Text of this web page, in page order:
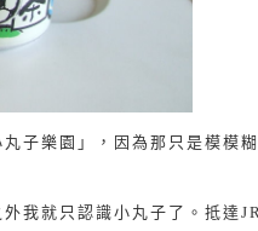
子樂園」，因為那只是模模
我就只認識小丸子了。抵達